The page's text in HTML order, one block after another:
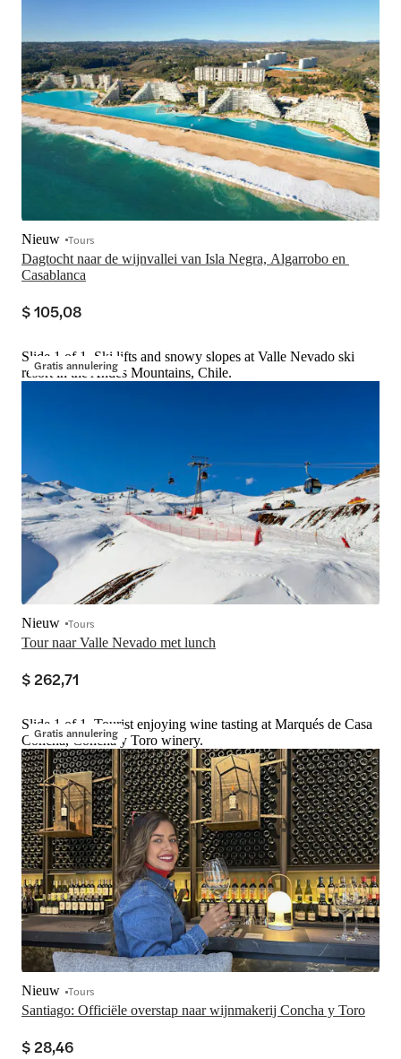
Dagtocht naar de wijnvallei van Isla Negra, Algarrobo en
Casablanca
Nieuw Tours
$ 105,08
Gratis annulering
Slide 1 of 1, Ski lifts and snowy slopes at Valle Nevado ski
resort in the Andes Mountains, Chile.
Tour naar Valle Nevado met lunch
Nieuw Tours
$ 262,71
Gratis annulering
Slide 1 of 1, Tourist enjoying wine tasting at Marqués de Casa
Concha, Concha y Toro winery.
Santiago: Officiële overstap naar wijnmakerij Concha y Toro
Nieuw Tours
$ 28,46